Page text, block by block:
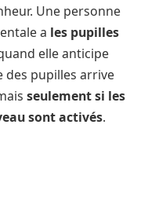
Une personne
a les pupilles
elle anticipe
des pupilles arrive
seulement si les
sont activés.